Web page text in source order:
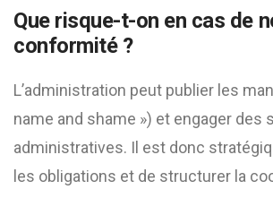
Que risque-t-on en cas de
conformité ?
L’administration peut publier les
name and shame ») et engager des
administratives. Il est donc
les obligations et de structurer la